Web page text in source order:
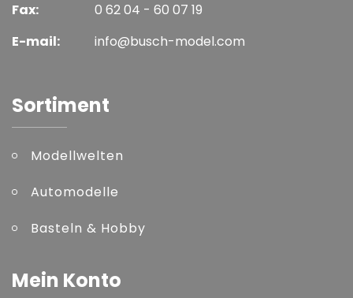
Fax:
0 62 04 - 60 07 19
E-mail:
info@busch-model.com
Sortiment
Modellwelten
Automodelle
Basteln & Hobby
Mein Konto